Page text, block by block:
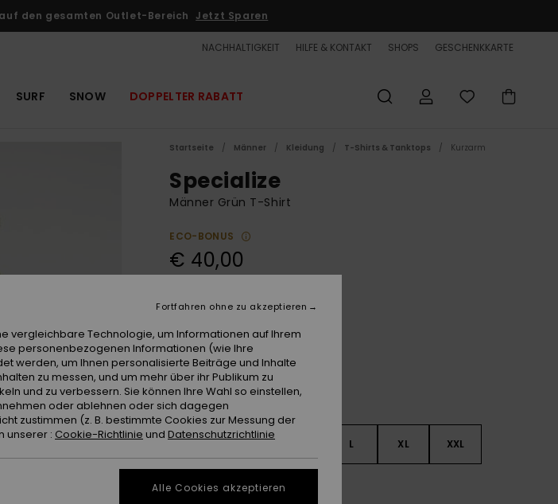
den gesamten Outlet-Bereich Jetzt Sparen
NACHHALTIGKEIT HILFE & KONTAKT SHOPS GESCHENKKARTE
SURF SNOW DOPPELTER RABATT
Startseite Männer Kleidung T-Shirts & Tanktops Kurzarm
Specialize
Männer Grün T-Shirt
ECO-BONUS
€ 40,00
FarbeCalliste Green
XS S L XL XXL
Größentabelle ansehen
vergleichbare Technologie, um Informationen auf Ihrem
personenbezogenen Informationen (wie Ihre
werden, um Ihnen personalisierte Beiträge und Inhalte
zu messen, und um mehr über ihr Publikum zu
und zu verbessern. Sie können Ihre Wahl so einstellen,
oder ablehnen oder sich dagegen
zustimmen (z. B. bestimmte Cookies zur Messung der
unserer : Cookie-Richtlinie und Datenschutzrichtlinie
Fortfahren ohne zu akzeptieren
Alle Cookies akzeptieren